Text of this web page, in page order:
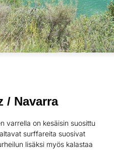
/ Navarra
varrella on kesäisin suosittu
surffareita suosivat
lisäksi myös kalastaa